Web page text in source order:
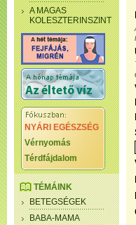
A MAGAS
KOLESZTERINSZINT
NYÁRI EGÉSZSÉG
Vérnyomás
Térdfájdalom
TÉMÁINK
BETEGSÉGEK
BABA-MAMA